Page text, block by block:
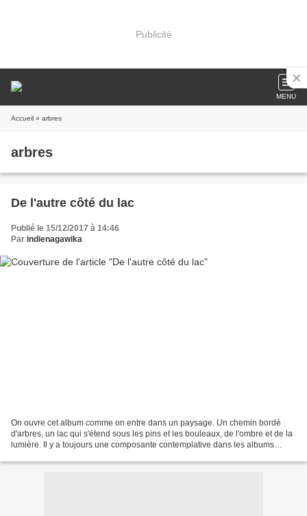
Publicité
MENU
Accueil » arbres
arbres
De l'autre côté du lac
Publié le 15/12/2017 à 14:46
Par indienagawika
On ouvre cet album comme on entre dans un paysage. Un chemin bordé
d'arbres, un lac qui s'étend sous les pins et les bouleaux, de l'ombre et de la
lumière. Il y a toujours une composante contemplative dans les albums